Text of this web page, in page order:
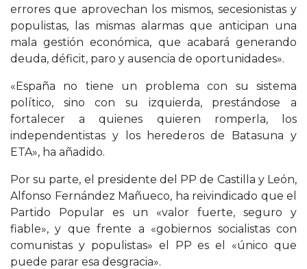
errores que aprovechan los mismos, secesionistas y
populistas, las mismas alarmas que anticipan una
mala gestión económica, que acabará generando
deuda, déficit, paro y ausencia de oportunidades».
«España no tiene un problema con su sistema
político, sino con su izquierda, prestándose a
fortalecer a quienes quieren romperla, los
independentistas y los herederos de Batasuna y
ETA», ha añadido.
Por su parte, el presidente del PP de Castilla y León,
Alfonso Fernández Mañueco, ha reivindicado que el
Partido Popular es un «valor fuerte, seguro y
fiable», y que frente a «gobiernos socialistas con
comunistas y populistas» el PP es el «único que
puede parar esa desgracia».